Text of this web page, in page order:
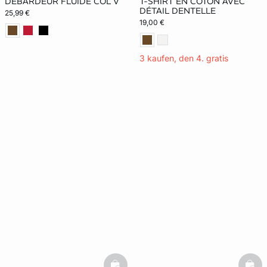
25,99 €
DÉTAIL DENTELLE
19,00 €
3 kaufen, den 4. gratis